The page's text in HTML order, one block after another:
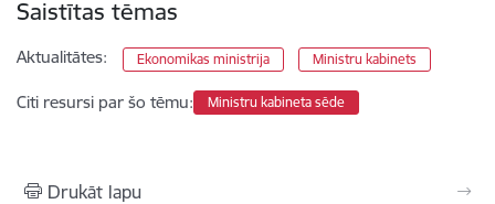
Saistītas tēmas
Aktualitātes: Ekonomikas ministrija Ministru kabinets
Citi resursi par šo tēmu: Ministru kabineta sēde
Drukāt lapu